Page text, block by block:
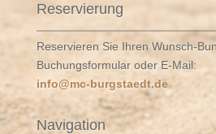
Reservierung
Reservieren Sie Ihren Wunsch-
Buchungsformular oder E-Mail:
info@mc-burgstaedt.de
Navigation